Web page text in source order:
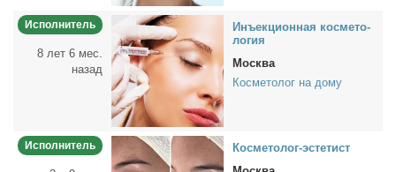
Исполнитель
8 лет 6 мес.
назад
Инъ­ек­ци­он­ная кос­ме­то­
ло­гия
Москва
Косметолог на дому
Исполнитель
Кос­ме­то­лог-эс­те­тист